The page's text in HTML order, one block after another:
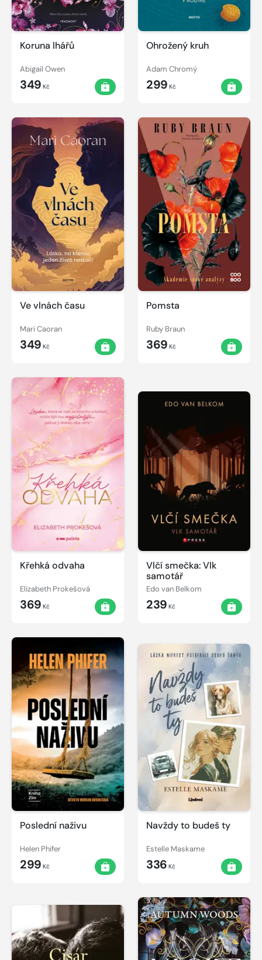
Koruna lhářů
Abigail Owen
349 Kč
Ohrožený kruh
Adam Chromý
299 Kč
Ve vlnách času
Mari Caoran
349 Kč
Pomsta
Ruby Braun
369 Kč
Křehká odvaha
Elizabeth Prokešová
369 Kč
Vlčí smečka: Vlk
samotář
Edo van Belkom
239 Kč
Poslední naživu
Helen Phifer
299 Kč
Navždy to budeš ty
Estelle Maskame
336 Kč